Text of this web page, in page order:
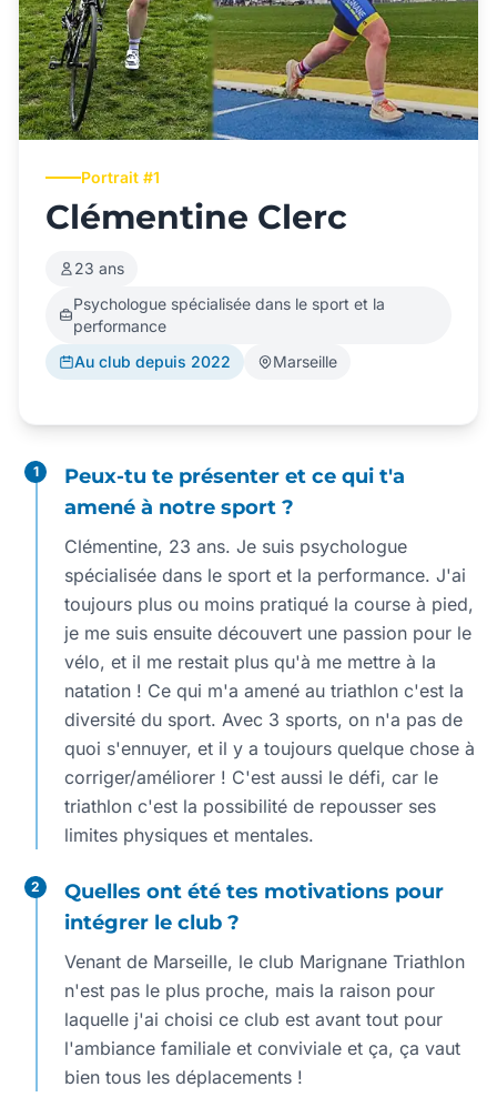
Portrait #1
Clémentine Clerc
23 ans
Psychologue spécialisée dans le sport et la
performance
Au club depuis 2022
Marseille
1
Peux-tu te présenter et ce qui t'a
amené à notre sport ?
Clémentine, 23 ans. Je suis psychologue
spécialisée dans le sport et la performance. J'ai
toujours plus ou moins pratiqué la course à pied,
je me suis ensuite découvert une passion pour le
vélo, et il me restait plus qu'à me mettre à la
natation ! Ce qui m'a amené au triathlon c'est la
diversité du sport. Avec 3 sports, on n'a pas de
quoi s'ennuyer, et il y a toujours quelque chose à
corriger/améliorer ! C'est aussi le défi, car le
triathlon c'est la possibilité de repousser ses
limites physiques et mentales.
2
Quelles ont été tes motivations pour
intégrer le club ?
Venant de Marseille, le club Marignane Triathlon
n'est pas le plus proche, mais la raison pour
laquelle j'ai choisi ce club est avant tout pour
l'ambiance familiale et conviviale et ça, ça vaut
bien tous les déplacements !